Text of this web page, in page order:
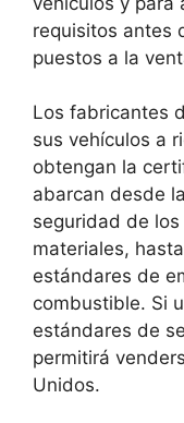
requisitos antes
puestos a la
Los fabricantes
sus vehículos a
obtengan la
abarcan desde
seguridad de
materiales,
estándares de
combustible. Si
estándares de
permitirá
Unidos.